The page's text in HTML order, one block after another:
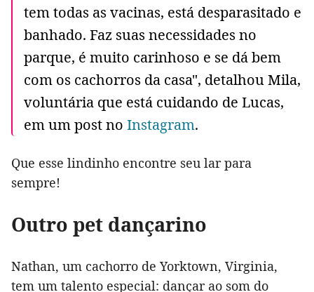
tem todas as vacinas, está desparasitado e
banhado. Faz suas necessidades no
parque, é muito carinhoso e se dá bem
com os cachorros da casa", detalhou Mila,
voluntária que está cuidando de Lucas,
em um post no Instagram.
Que esse lindinho encontre seu lar para
sempre!
Outro pet dançarino
Nathan, um cachorro de Yorktown, Virginia,
tem um talento especial: dançar ao som do